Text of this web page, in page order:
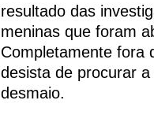
resultado das
meninas que foram
Completamente fora
desista de procurar
desmaio.